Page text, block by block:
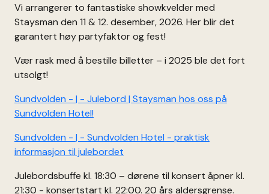
Vi arrangerer to fantastiske showkvelder med
Staysman den 11 & 12. desember, 2026. Her blir det
garantert høy partyfaktor og fest!
Vær rask med å bestille billetter – i 2025 ble det fort
utsolgt!
Sundvolden - | - Julebord | Staysman hos oss på
Sundvolden Hotel!
Sundvolden - | - Sundvolden Hotel - praktisk
informasjon til julebordet
Julebordsbuffe kl. 18:30 – dørene til konsert åpner kl.
21:30 - konsertstart kl. 22:00. 20 års aldersgrense.